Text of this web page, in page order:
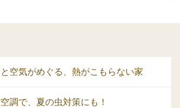
空気がめぐる、熱がこもらない家
調で、夏の虫対策にも！